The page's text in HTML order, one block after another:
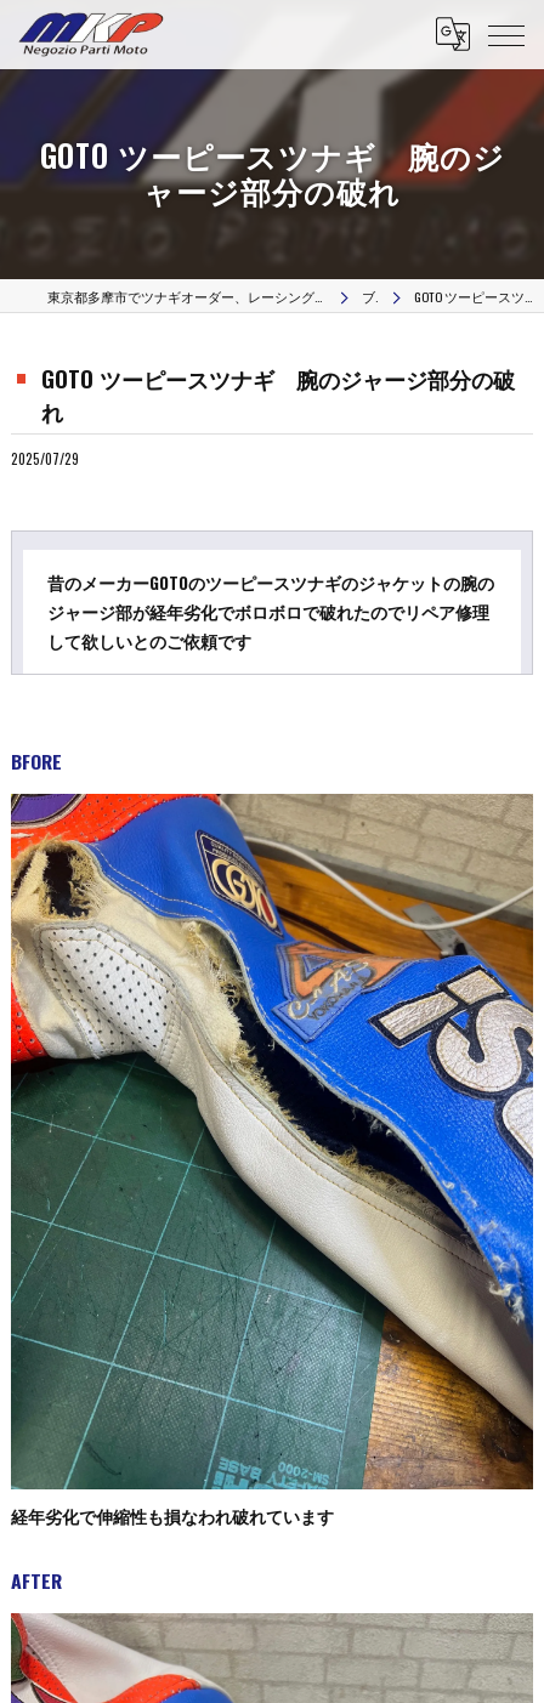
GOTO ツーピースツナギ 腕のジ
ャージ部分の破れ
東京都多摩市でツナギオーダー、レーシングスーツのオーダー、革リペア修理、カスタムパーツはMKP Negozio Parti Moto ブログ GOTO ツーピースツナギ 腕のジャージ部分の破れ
GOTO ツーピースツナギ 腕のジャージ部分の破
れ
2025/07/29
昔のメーカーGOTOのツーピースツナギのジャケットの腕の
ジャージ部が経年劣化でボロボロで破れたのでリペア修理
して欲しいとのご依頼です
BFORE
経年劣化で伸縮性も損なわれ破れています
AFTER